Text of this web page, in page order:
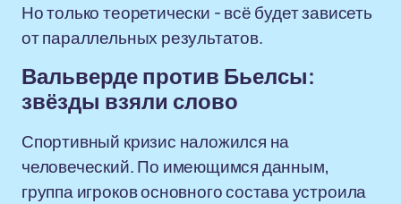
Но только теоретически - всё будет зависеть
от параллельных результатов.
Вальверде против Бьелсы:
звёзды взяли слово
Спортивный кризис наложился на
человеческий. По имеющимся данным,
группа игроков основного состава устроила